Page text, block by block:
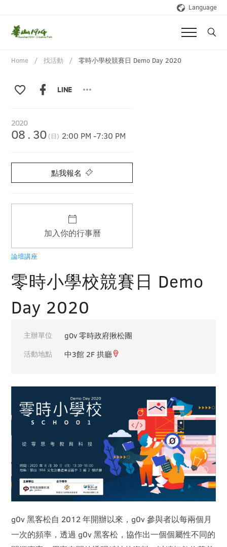
Language
Home 找活動 零時小學校競賽日 Demo Day 2020
2020
08 . 30 (日) 2:00 PM-7:30 PM
加入你的行事曆
論壇講座
零時小學校競賽日 Demo
Day 2020
主辦單位 g0v 零時政府揪松團
活動地點 中3館 2F 拱廳
g0v 黑客松自 2012 年開辦以來，g0v 參與者以每兩個月
一次的頻率，透過 g0v 黑客松，協作出一個個屬性不同的